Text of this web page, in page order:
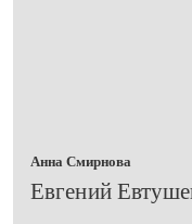
Анна Смирнова
Евгений